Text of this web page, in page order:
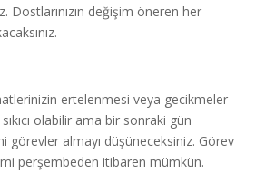
Dostlarınızın değişim öneren her
ertelenmesi veya gecikmeler
olabilir ama bir sonraki gün
görevler almayı düşüneceksiniz. Görev
perşembeden itibaren mümkün.